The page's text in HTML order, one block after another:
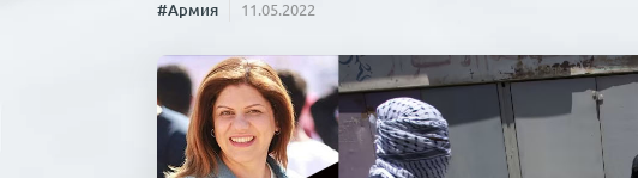
#Армия 11.05.2022